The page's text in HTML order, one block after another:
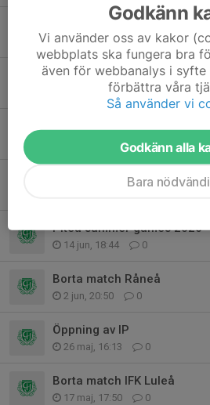
Laguppställning GIF CUP
26 jul, 11:48 0
Arbetspass GIF cupen
15 jul, 17:08 0
0
Borta matcher Trångfors
Piteå summer games 2026
14 jun, 18:44 0
Borta match Råneå
2 jun, 20:50 0
Öppning av IP
26 maj, 16:13 0
Borta match IFK Luleå
17 maj, 17:50 0
Godkänn
Vi använder oss av kakor
webbplats ska fungera bra
även för webbanalys i
förbättra våra
Så använder vi
Godkänn alla
Bara